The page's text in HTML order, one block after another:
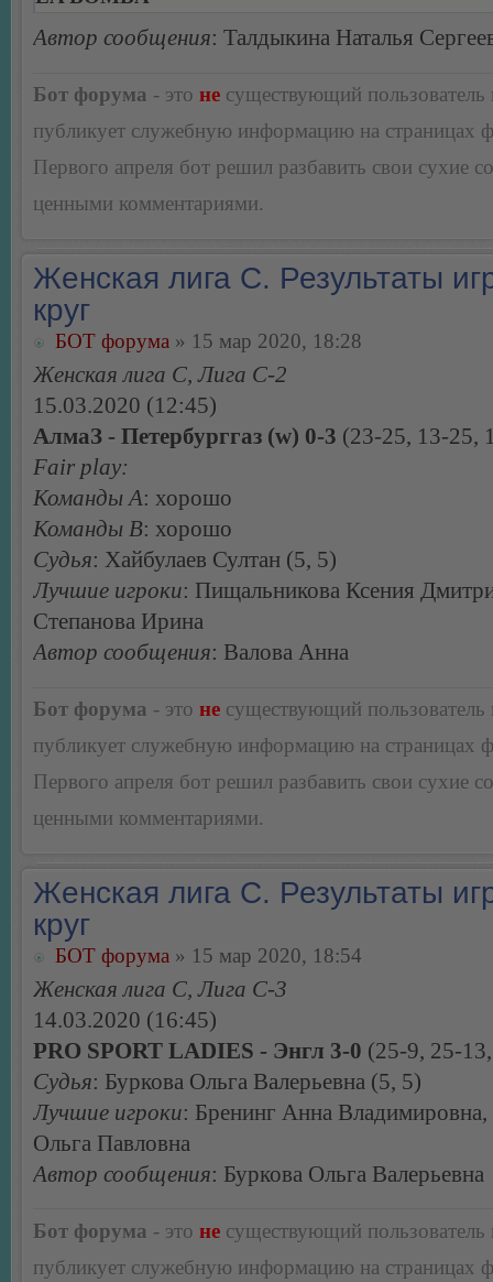
Автор сообщения: Талдыкина Наталья
Бот форума - это не существующий пользователь
публикует служебную информацию на страницах
Первого апреля бот решил разбавить свои сухие
ценными комментариями.
Женская лига С. Результаты
круг
БОТ форума » 15 мар 2020, 18:28
Женская лига С, Лига С-2
15.03.2020 (12:45)
АлмаЗ - Петербурггаз (w) 0-3 (23-25, 13-25,
Fair play:
Команды А: хорошо
Команды В: хорошо
Судья: Хайбулаев Султан (5, 5)
Лучшие игроки: Пищальникова Ксения
Степанова Ирина
Автор сообщения: Валова Анна
Бот форума - это не существующий пользователь
публикует служебную информацию на страницах
Первого апреля бот решил разбавить свои сухие
ценными комментариями.
Женская лига С. Результаты
круг
БОТ форума » 15 мар 2020, 18:54
Женская лига С, Лига С-3
14.03.2020 (16:45)
PRO SPORT LADIES - Энгл 3-0 (25-9, 25-
Судья: Буркова Ольга Валерьевна (5, 5)
Лучшие игроки: Бренинг Анна
Ольга Павловна
Автор сообщения: Буркова Ольга Валерьевна
Бот форума - это не существующий пользователь
публикует служебную информацию на страницах